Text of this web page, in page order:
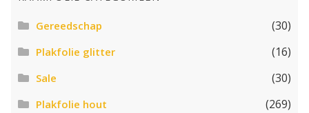
Gereedschap (30)
Plakfolie glitter (16)
Sale (30)
Plakfolie hout (269)